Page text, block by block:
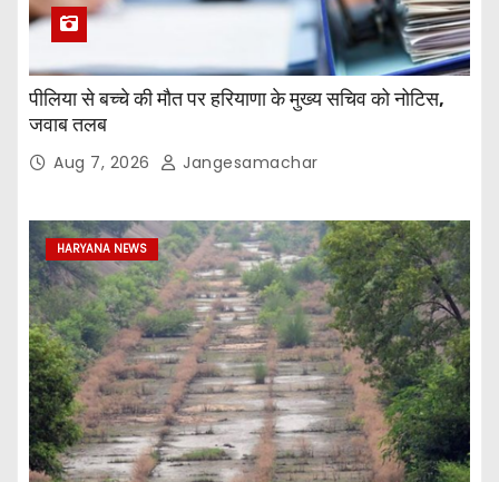
पीलिया से बच्चे की मौत पर हरियाणा के मुख्य सचिव को नोटिस,
जवाब तलब
Aug 7, 2026 Jangesamachar
HARYANA NEWS